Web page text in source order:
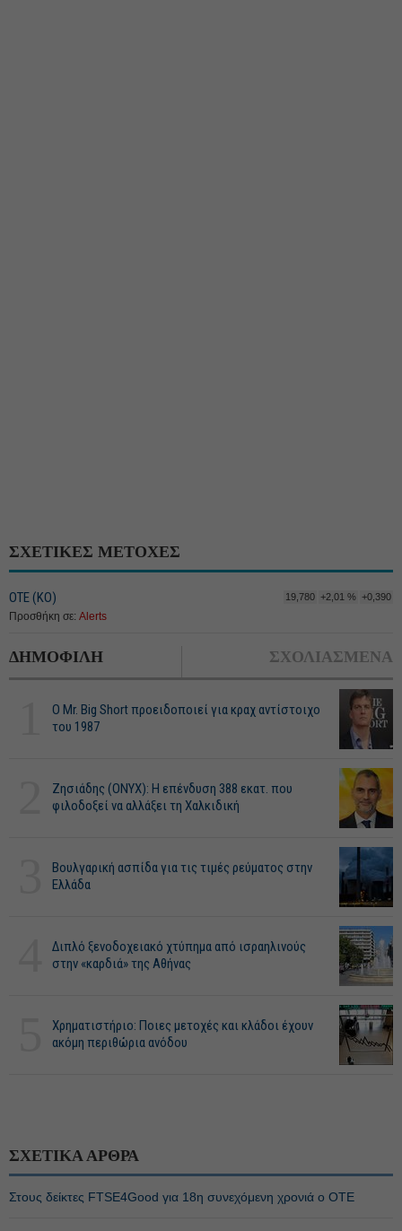
ΣΧΕΤΙΚΕΣ ΜΕΤΟΧΕΣ
ΟΤΕ (ΚΟ) 19,780 +2,01 % +0,390
Προσθήκη σε: Alerts
ΔΗΜΟΦΙΛΗ ΣΧΟΛΙΑΣΜΕΝΑ
O Mr. Big Short προειδοποιεί για κραχ αντίστοιχο
του 1987
Ζησιάδης (ONYX): Η επένδυση 388 εκατ. που
φιλοδοξεί να αλλάξει τη Χαλκιδική
Βουλγαρική ασπίδα για τις τιμές ρεύματος στην
Ελλάδα
Διπλό ξενοδοχειακό χτύπημα από ισραηλινούς
στην «καρδιά» της Αθήνας
Χρηματιστήριο: Ποιες μετοχές και κλάδοι έχουν
ακόμη περιθώρια ανόδου
ΣΧΕΤΙΚΑ ΑΡΘΡΑ
Στους δείκτες FTSE4Good για 18η συνεχόμενη χρονιά ο ΟΤΕ